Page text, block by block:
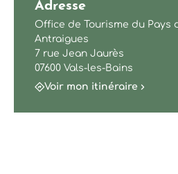
Adresse
Office de Tourisme du Pays
Antraigues
7 rue Jean Jaurès
07600 Vals-les-Bains
Voir mon itinéraire